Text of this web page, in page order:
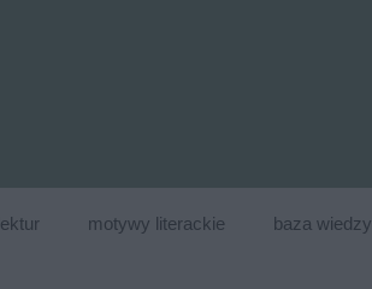
motywy literackie baza wiedzy